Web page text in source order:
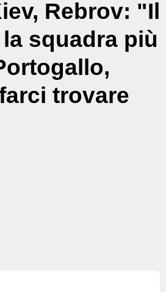
Rebrov: "Il
squadra più
trovare